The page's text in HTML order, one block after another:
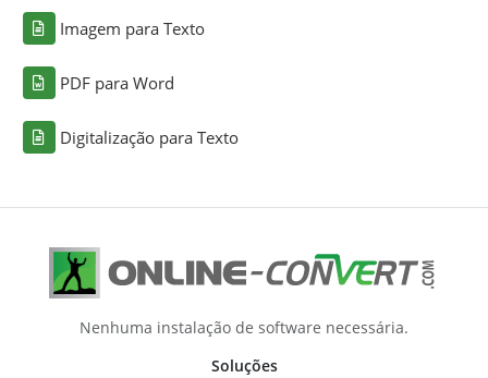
Imagem para Texto
PDF para Word
Digitalização para Texto
Nenhuma instalação de software necessária.
Soluções